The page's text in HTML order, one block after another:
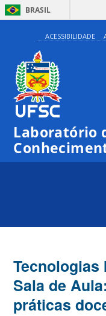
BRASIL
ACESSIBILIDADE
Laboratório
Tecnologias
Sala de
práticas